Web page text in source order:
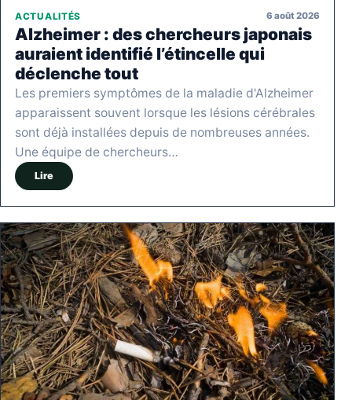
ACTUALITÉS 6 août 2026
Alzheimer : des chercheurs japonais
auraient identifié l’étincelle qui
déclenche tout
Les premiers symptômes de la maladie d'Alzheimer
apparaissent souvent lorsque les lésions cérébrales
sont déjà installées depuis de nombreuses années.
Une équipe de chercheurs…
Lire